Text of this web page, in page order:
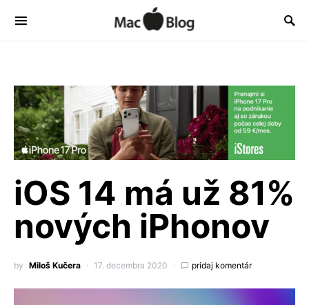
iOS 14 má už 81%
nových iPhonov
by Miloš Kučera 17. decembra 2020 pridaj komentár